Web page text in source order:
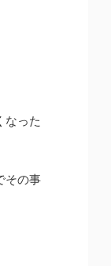
なった
その事